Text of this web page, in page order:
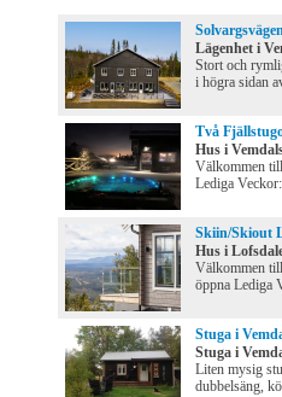
Lägenhet i
Stort och
i högra sidan
Två
Hus i
Välkommen
Lediga
Skiin/Skiout
Hus i
Välkommen
öppna Lediga
Stuga i
Stuga i
Liten mysig
dubbelsäng,